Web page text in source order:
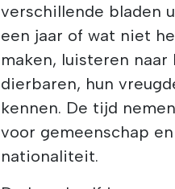
verschillende bladen
een jaar of wat niet
maken, luisteren
dierbaren, hun
kennen. De tijd
voor gemeenschap
nationaliteit.